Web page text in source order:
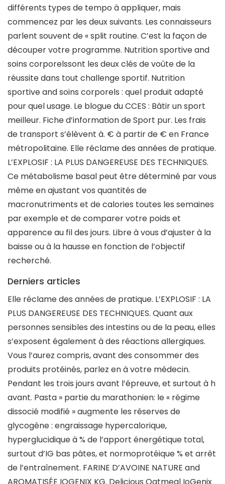
différents types de tempo à appliquer, mais
commencez par les deux suivants. Les connaisseurs
parlent souvent de « split routine. C’est la façon de
découper votre programme. Nutrition sportive and
soins corporelssont les deux clés de voûte de la
réussite dans tout challenge sportif. Nutrition
sportive and soins corporels : quel produit adapté
pour quel usage. Le blogue du CCES : Bâtir un sport
meilleur. Fiche d’information de Sport pur. Les frais
de transport s’élèvent à. € à partir de € en France
métropolitaine. Elle réclame des années de pratique.
L’EXPLOSIF : LA PLUS DANGEREUSE DES TECHNIQUES.
Ce métabolisme basal peut être déterminé par vous
même en ajustant vos quantités de
macronutriments et de calories toutes les semaines
par exemple et de comparer votre poids et
apparence au fil des jours. Libre à vous d’ajuster à la
baisse ou à la hausse en fonction de l’objectif
recherché.
Derniers articles
Elle réclame des années de pratique. L’EXPLOSIF : LA
PLUS DANGEREUSE DES TECHNIQUES. Quant aux
personnes sensibles des intestins ou de la peau, elles
s’exposent également à des réactions allergiques.
Vous l’aurez compris, avant des consommer des
produits protéinés, parlez en à votre médecin.
Pendant les trois jours avant l’épreuve, et surtout à h
avant. Pasta » partie du marathonien: le « régime
dissocié modifié » augmente les réserves de
glycogène : engraissage hypercalorique,
hyperglucidique à % de l’apport énergétique total,
surtout d’IG bas pâtes, et normoprotéique % et arrêt
de l’entraînement. FARINE D’AVOINE NATURE and
AROMATISÉE IOGENIX KG. Delicious Oatmeal IoGenix